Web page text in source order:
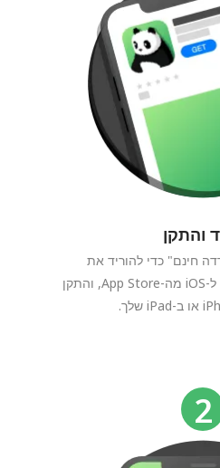
והתקן
חינם" כדי להוריד את
אפליקציית PandaVPN ל-iOS מה-App Store, והתקן